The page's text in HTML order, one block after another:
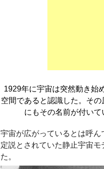
1929年に宇宙は突然動き始
空間であると認識した。そ
にもその名前が付い
宇宙が広がっているとは呼
定説とされていた静止宇宙
た。